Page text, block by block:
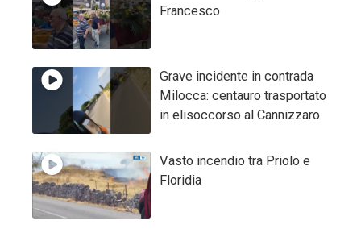
Francesco
Grave incidente in contrada
Milocca: centauro trasportato
in elisoccorso al Cannizzaro
Vasto incendio tra Priolo e
Floridia